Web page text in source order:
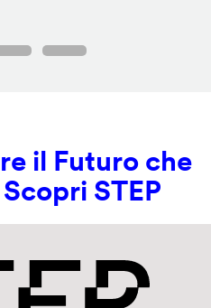
il Futuro che
STEP